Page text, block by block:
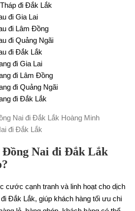
đi Đắk Lắk
đi Gia Lai
đi Lâm Đồng
đi Quảng Ngãi
đi Đắk Lắk
đi Gia Lai
đi Lâm Đồng
đi Quảng Ngãi
đi Đắk Lắk
Đồng Nai đi Đắk Lắk
cước cạnh tranh và linh hoạt cho dịch
Đắk Lắk, giúp khách hàng tối ưu chi